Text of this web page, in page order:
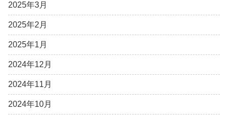
2025年3月
2025年2月
2025年1月
2024年12月
2024年11月
2024年10月